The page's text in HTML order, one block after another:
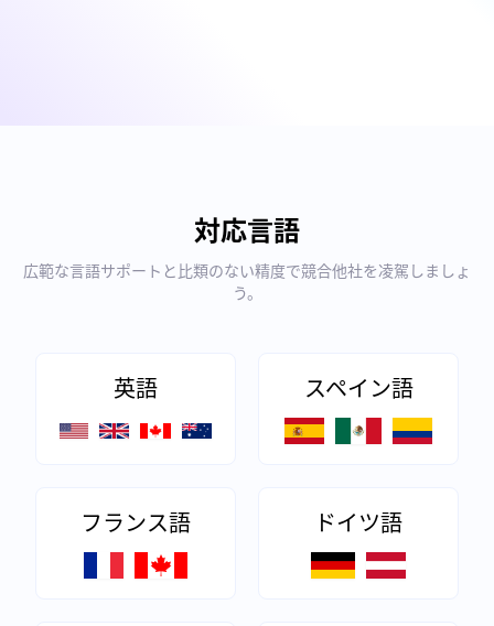
対応言語
広範な言語サポートと比類のない精度で競合他社を凌駕しましょ
う。
英語 スペイン語
フランス語 ドイツ語